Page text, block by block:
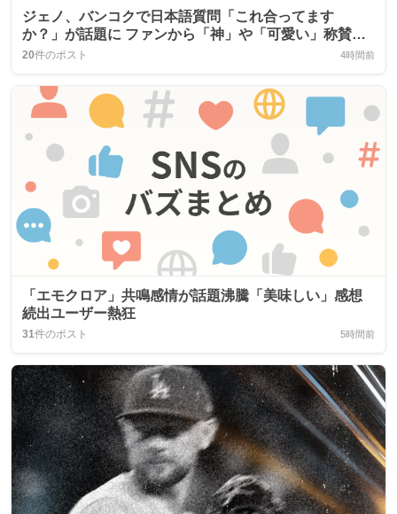
ジェノ、バンコクで日本語質問「これ合ってます
か？」が話題に ファンから「神」や「可愛い」称賛の
声
20件のポスト 4時間前
「エモクロア」共鳴感情が話題沸騰「美味しい」感想
続出ユーザー熱狂
31件のポスト 5時間前